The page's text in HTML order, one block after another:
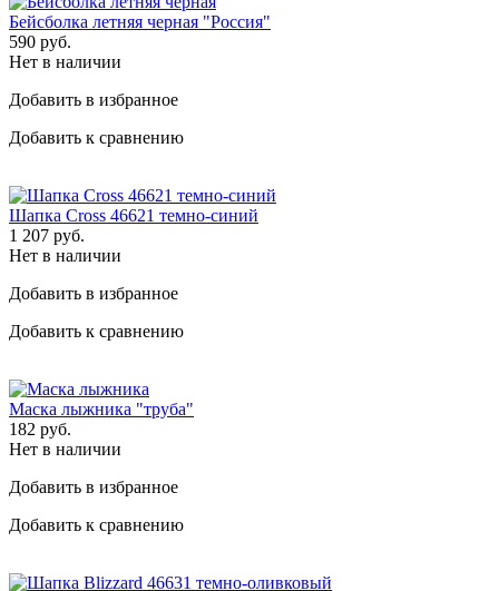
Бейсболка летняя черная "Россия"
590 руб.
Нет в наличии
Добавить в избранное
Добавить к сравнению
Шапка Cross 46621 темно-синий
1 207 руб.
Нет в наличии
Добавить в избранное
Добавить к сравнению
Маска лыжника "труба"
182 руб.
Нет в наличии
Добавить в избранное
Добавить к сравнению